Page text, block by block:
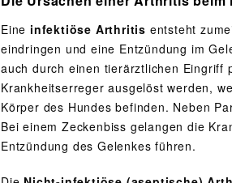
Eine infektiöse Arthritis entsteht
eindringen und eine Entzündung im
auch durch einen tierärztlichen Eingriff
Krankheitserreger ausgelöst werden,
Körper des Hundes befinden. Neben
Bei einem Zeckenbiss gelangen die
Entzündung des Gelenkes führen.